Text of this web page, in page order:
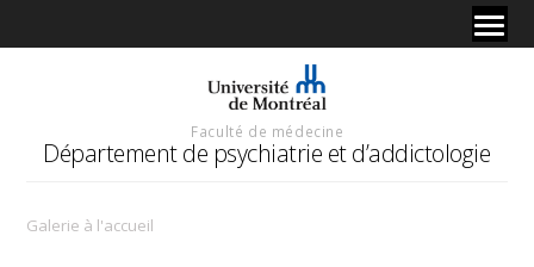
Faculté de médecine
Département de psychiatrie et d’addictologie
Galerie à l'accueil